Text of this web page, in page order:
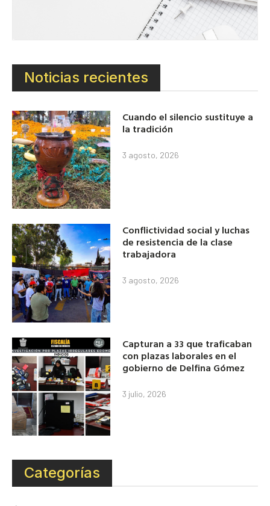
Noticias recientes
Cuando el silencio sustituye a
la tradición
3 agosto, 2026
Conflictividad social y luchas
de resistencia de la clase
trabajadora
3 agosto, 2026
Capturan a 33 que traficaban
con plazas laborales en el
gobierno de Delfina Gómez
3 julio, 2026
Categorías